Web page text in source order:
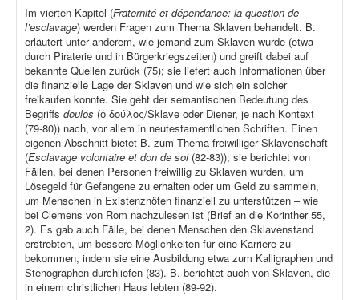
Im vierten Kapitel (Fraternité et dépendance: la question de
l’esclavage) werden Fragen zum Thema Sklaven behandelt. B.
erläutert unter anderem, wie jemand zum Sklaven wurde (etwa
durch Piraterie und in Bürgerkriegszeiten) und greift dabei auf
bekannte Quellen zurück (75); sie liefert auch Informationen über
die finanzielle Lage der Sklaven und wie sich ein solcher
freikaufen konnte. Sie geht der semantischen Bedeutung des
Begriffs doulos (ὁ δούλος/Sklave oder Diener, je nach Kontext
(79-80)) nach, vor allem in neutestamentlichen Schriften. Einen
eigenen Abschnitt bietet B. zum Thema freiwilliger Sklavenschaft
(Esclavage volontaire et don de soi(82-83)); sie berichtet von
Fällen, bei denen Personen freiwillig zu Sklaven wurden, um
Lösegeld für Gefangene zu erhalten oder um Geld zu sammeln,
um Menschen in Existenznöten finanziell zu unterstützen – wie
bei Clemens von Rom nachzulesen ist (Brief an die Korinther 55,
2). Es gab auch Fälle, bei denen Menschen den Sklavenstand
erstrebten, um bessere Möglichkeiten für eine Karriere zu
bekommen, indem sie eine Ausbildung etwa zum Kalligraphen und
Stenographen durchliefen (83). B. berichtet auch von Sklaven, die
in einem christlichen Haus lebten (89-92).